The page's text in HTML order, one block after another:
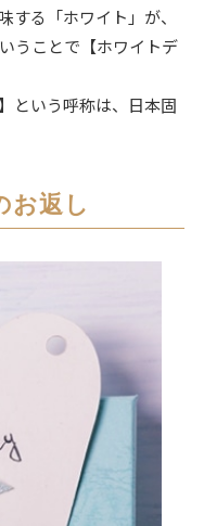
する「ホワイト」が、
うことで【ホワイトデ
という呼称は、日本固
お返し